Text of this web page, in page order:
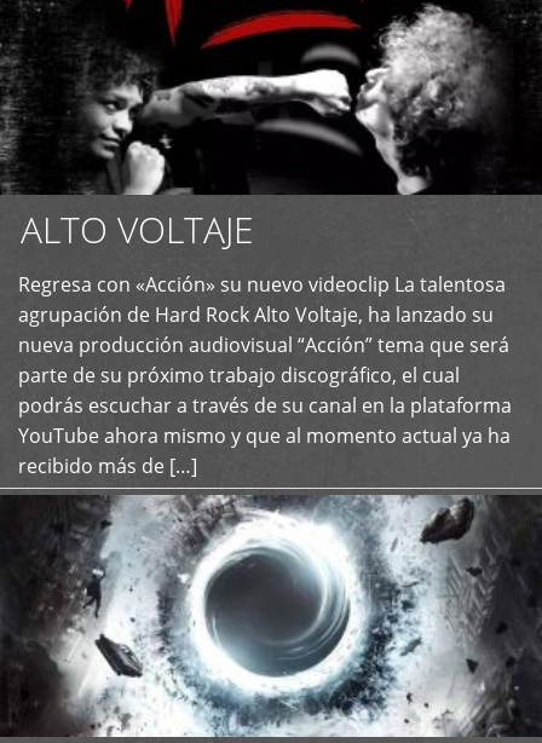
ALTO VOLTAJE
Regresa con «Acción» su nuevo videoclip La talentosa
agrupación de Hard Rock Alto Voltaje, ha lanzado su
nueva producción audiovisual “Acción” tema que será
parte de su próximo trabajo discográfico, el cual
podrás escuchar a través de su canal en la plataforma
YouTube ahora mismo y que al momento actual ya ha
recibido más de […]
+